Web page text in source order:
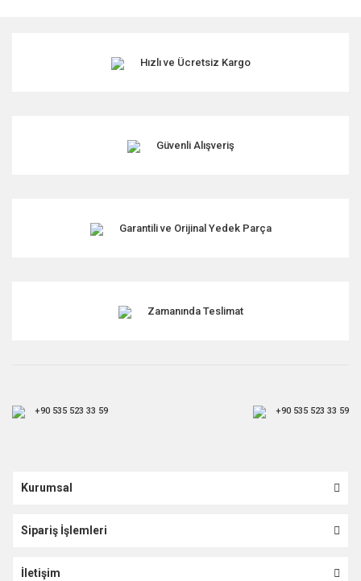
Hızlı ve Ücretsiz Kargo
Güvenli Alışveriş
Garantili ve Orijinal Yedek Parça
Zamanında Teslimat
+90 535 523 33 59 +90 535 523 33 59
Kurumsal
Sipariş İşlemleri
İletişim